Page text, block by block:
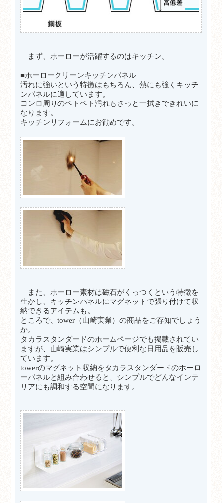
まず、ホーローが活躍するのはキッチン。
■ホーロークリーンキッチンパネル
汚れに強いという特徴はもちろん、熱にも強くキッチ
ンパネルに適しています。
コンロ周りのベトベト汚れもさっと一拭きできれいに
なります。
キッチンリフォームにお勧めです。
また、ホーロー素材は磁石がくっつくという特徴を
生かし、キッチンパネルにマグネットで張り付けて収
納できるアイテムも。
ところで、tower（山崎実業）の商品をご存知でしょう
か。
タカラスタンダードのホームページでも掲載されてい
ますが、山崎実業はシンプルで便利な日用品を販売し
ています。
towerのマグネット収納をタカラスタンダードのホーロ
ーパネルと組み合わせると、シンプルでどんなインテ
リアにも調和する空間になります。